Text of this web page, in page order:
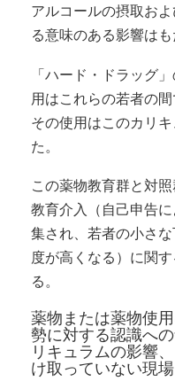
アルコールの摂取お
る意味のある影響はも
「ハード・ドラッグ
用はこれらの若者の
その使用はこのカリ
た。
この薬物教育群と対
教育介入（自己申告
集され、若者の小さ
度が高くなる）に関
る。
薬物または薬物使
勢に対する認識へ
リキュラムの影響
け取っていない現